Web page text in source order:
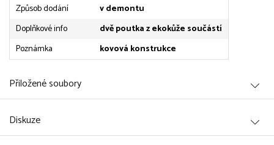
Způsob dodání
v demontu
Doplňkové info
dvě poutka z ekokůže součástí
Poznámka
kovová konstrukce
Přiložené soubory
Diskuze